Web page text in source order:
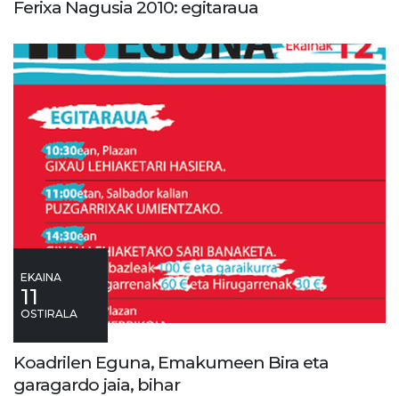
Ferixa Nagusia 2010: egitaraua
EKAINA
11
OSTIRALA
Koadrilen Eguna, Emakumeen Bira eta
garagardo jaia, bihar